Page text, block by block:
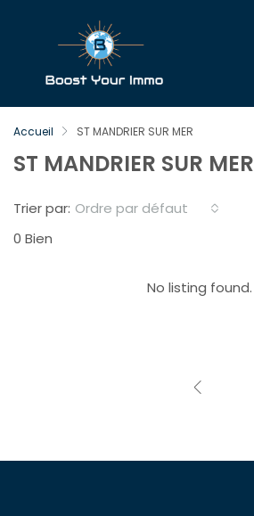
Accueil ST MANDRIER SUR MER
ST MANDRIER SUR MER
0 Bien
Trier par: Ordre par défaut
No listing found.